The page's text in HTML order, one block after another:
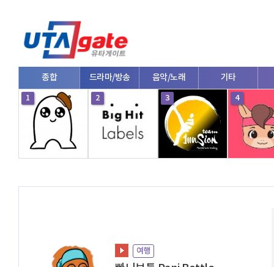
종합 드라마/방송 음악/노래 기타
1 2 3 4
여행